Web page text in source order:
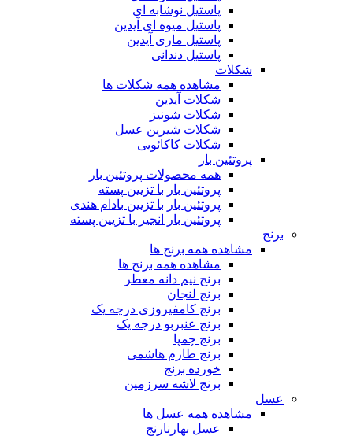
پاستیل نوشابه ای
پاستیل میوه ای آیدین
پاستیل ماری آیدین
پاستیل دندانی
شکلات
مشاهده همه شکلات ها
شکلات آیدین
شکلات شونیز
شکلات شیرین عسل
شکلات کاکائویی
پروتئین بار
همه محصولات پروتئین بار
پروتئین بار با تزیین پسته
پروتئین بار با تزیین بادام هندی
پروتئین بار انجیر با تزیین پسته
برنج
مشاهده همه برنج ها
مشاهده همه برنج ها
برنج نیم دانه معطر
برنج لنجان
برنج کامفیروزی درجه یک
برنج عنبربو درجه یک
برنج چمپا
برنج طارم هاشمی
خورده برنج
برنج لاشه سرزمین
عسل
مشاهده همه عسل ها
عسل بهارنارنج